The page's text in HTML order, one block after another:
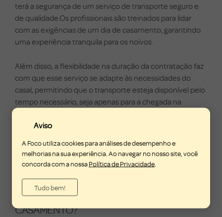
Aviso
A Foco utiliza cookies para análises de desempenho e
melhorias na sua experiência. Ao navegar no nosso site, você
concorda com a nossaPolítica de Privacidade
Tudo bem!
terá a segurança de um serviço de transporte seguro e
de qualidade.Os profissionais são treinados para lidar
com as exigências de um dia de casamento, garantindo
uma experiência tranquila para os noivos.
Além disso, a flexibilidade na duração da contratação faz
com que esse serviço se adapte às necessidades do
casal, permitindo que o transporte esteja disponível pelo
tempo necessário, seja apenas para a chegada na
casamentos garante sofisticação, comodidade e
tranquilidade para seu grande dia.
POR QUE ESCOLHER A FOCO PARA O
ALUGUEL DE CARRO PARA SEU
CASAMENTO?